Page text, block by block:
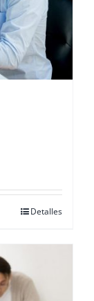
Detalles